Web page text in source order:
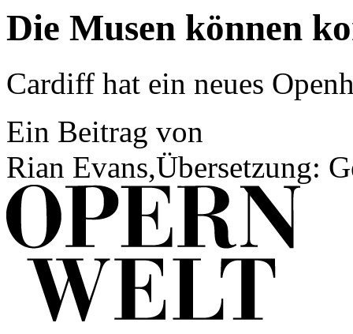
Die Musen können
Cardiff hat ein neues
Ein Beitrag von
Rian Evans,Übersetzung: